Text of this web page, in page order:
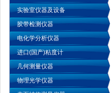
实验室仪器及设备
胶带检测仪器
电化学分析仪器
进口(国产)粘度计
几何测量仪器
物理光学仪器